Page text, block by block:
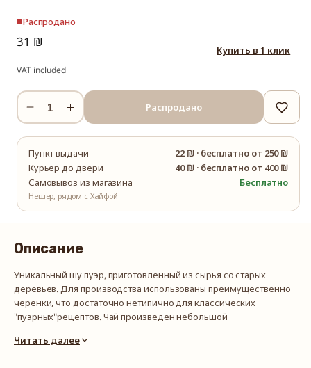
Распродано
31 ₪
Купить в 1 клик
VAT included
Уменьшить
количество
пуэр
в
форме
кирпича
старых
2014
(в
разлом)
Увеличить
количество
пуэр
в
форме
кирпича
старых
2014
(в
разлом)
Распродано
Пункт выдачи 22 ₪ · бесплатно от 250 ₪
Курьер до двери
40 ₪ · бесплатно от 400 ₪
Самовывоз из магазина
Нешер, рядом с Хайфой
Бесплатно
Описание
Уникальный шу пуэр, приготовленный из сырья со старых
деревьев. Для производства использованы преимущественно
черенки, что достаточно нетипично для классических
"пуэрных"рецептов. Чай произведен небольшой
редкостью.
Читать далее